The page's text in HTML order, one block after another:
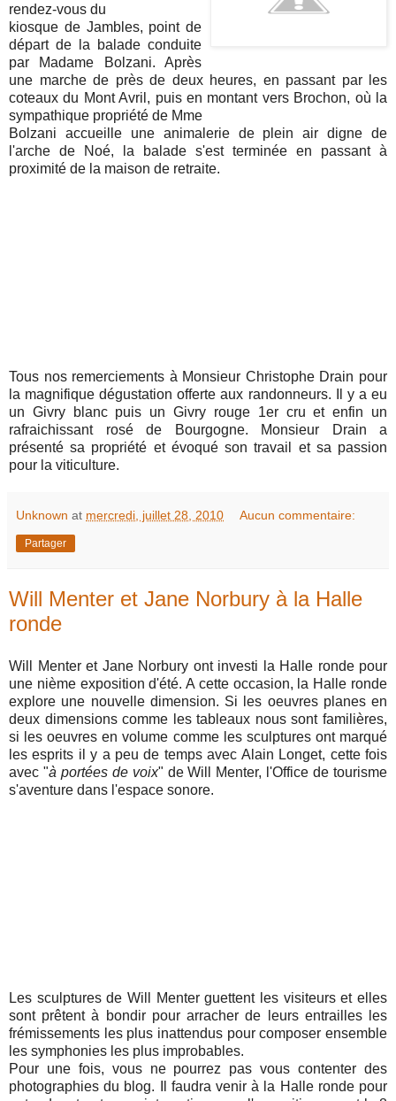
rendez-vous du
kiosque de Jambles, point de
départ de la balade conduite
par Madame Bolzani. Après
une marche de près de deux heures, en passant par les
coteaux du Mont Avril, puis en montant vers Brochon, où la
sympathique propriété de Mme
Bolzani accueille une animalerie de plein air digne de
l'arche de Noé, la balade s'est terminée en passant à
proximité de la maison de retraite.
Tous nos remerciements à Monsieur Christophe Drain pour
la magnifique dégustation offerte aux randonneurs. Il y a eu
un Givry blanc puis un Givry rouge 1er cru et enfin un
rafraichissant rosé de Bourgogne. Monsieur Drain a
présenté sa propriété et évoqué son travail et sa passion
pour la viticulture.
Unknown at mercredi, juillet 28, 2010 Aucun commentaire:
Partager
Will Menter et Jane Norbury à la Halle
ronde
Will Menter et Jane Norbury ont investi la Halle ronde pour
une nième exposition d'été. A cette occasion, la Halle ronde
explore une nouvelle dimension. Si les oeuvres planes en
deux dimensions comme les tableaux nous sont familières,
si les oeuvres en volume comme les sculptures ont marqué
les esprits il y a peu de temps avec Alain Longet, cette fois
avec "à portées de voix" de Will Menter, l'Office de tourisme
s'aventure dans l'espace sonore.
Les sculptures de Will Menter guettent les visiteurs et elles
sont prêtent à bondir pour arracher de leurs entrailles les
frémissements les plus inattendus pour composer ensemble
les symphonies les plus improbables.
Pour une fois, vous ne pourrez pas vous contenter des
photographies du blog. Il faudra venir à la Halle ronde pour